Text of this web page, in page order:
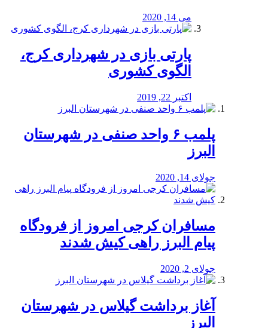
می 14, 2020
پارتی بازی در شهرداری کرج،
الگوی کشوری
اکتبر 22, 2019
پلمب ۶ واحد صنفی در شهرستان
البرز
جولای 14, 2020
مسافران کرجی امروز از فرودگاه
پیام البرز راهی کیش شدند
جولای 2, 2020
آغاز برداشت گیلاس در شهرستان
البرز